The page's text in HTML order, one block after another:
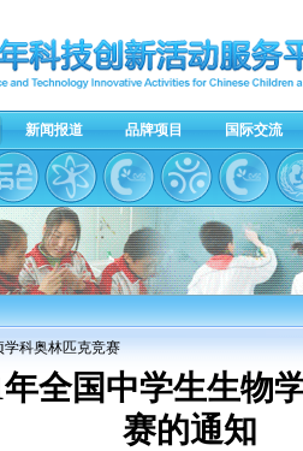
新闻报道 品牌项目 国际交流
学科奥林匹克竞赛
年全国中学生生物
赛的通知